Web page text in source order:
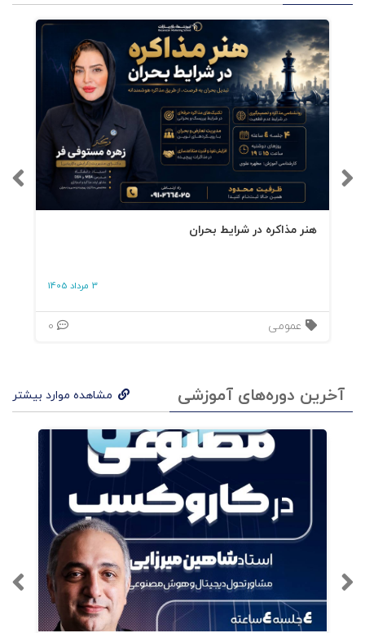
هنر مذاکره در شرایط بحران
3 مرداد 1405
عمومی
آخرین دوره‌های آموزشی مشاهده موارد بیشتر